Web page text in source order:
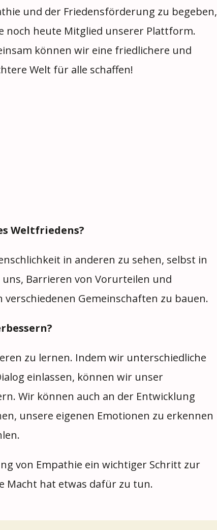
und der Friedensförderung zu begeben,
noch heute Mitglied unserer Plattform.
können wir eine friedlichere und
Welt für alle schaffen!
Weltfriedens?
in anderen zu sehen, selbst in
Barrieren von Vorurteilen und
Gemeinschaften zu bauen.
zu lernen. Indem wir unterschiedliche
einlassen, können wir unser
Wir können auch an der Entwicklung
unsere eigenen Emotionen zu erkennen
von Empathie ein wichtiger Schritt zur
Macht hat etwas dafür zu tun.